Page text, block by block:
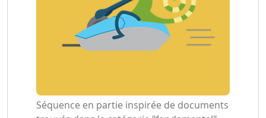
Séquence en partie inspirée de documents